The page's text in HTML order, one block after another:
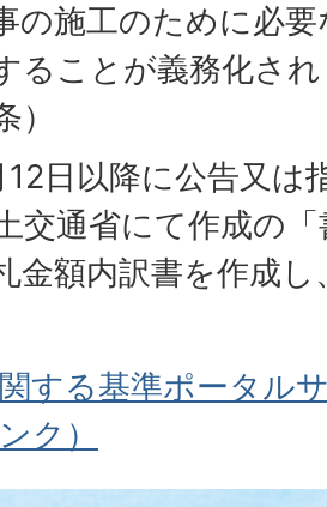
の施工のために必
ることが義務化さ
日以降に公告又は
交通省にて作成の
金額内訳書を作成
する基準ポータル
ク）